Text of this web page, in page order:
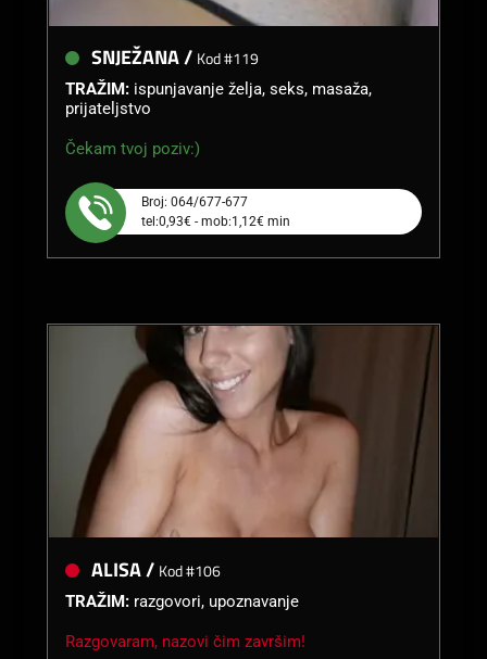
SNJEŽANA / Kod #119
TRAŽIM: ispunjavanje želja, seks, masaža,
prijateljstvo
Čekam tvoj poziv:)
Broj: 064/677-677
tel:0,93€ - mob:1,12€ min
ALISA / Kod #106
TRAŽIM: razgovori, upoznavanje
Razgovaram, nazovi čim završim!